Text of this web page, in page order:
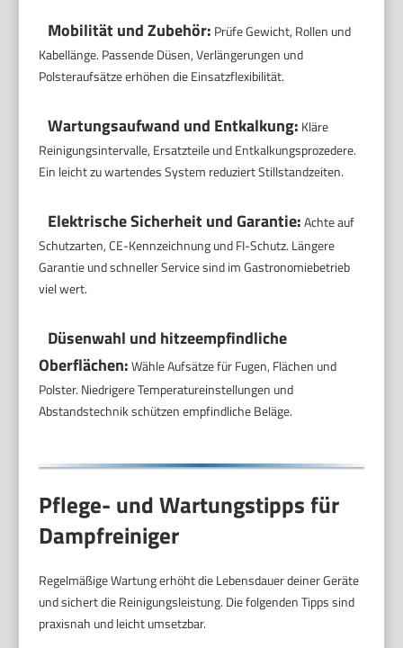
Mobilität und Zubehör: Prüfe Gewicht, Rollen und
Kabellänge. Passende Düsen, Verlängerungen und
Polsteraufsätze erhöhen die Einsatzflexibilität.
Wartungsaufwand und Entkalkung: Kläre
Reinigungsintervalle, Ersatzteile und Entkalkungsprozedere.
Ein leicht zu wartendes System reduziert Stillstandzeiten.
Elektrische Sicherheit und Garantie:Achte auf
Schutzarten, CE-Kennzeichnung und FI-Schutz. Längere
Garantie und schneller Service sind im Gastronomiebetrieb
viel wert.
Düsenwahl und hitzeempfindliche
Oberflächen:Wähle Aufsätze für Fugen, Flächen und
Polster. Niedrigere Temperatureinstellungen und
Abstandstechnik schützen empfindliche Beläge.
Pflege- und Wartungstipps für
Dampfreiniger
Regelmäßige Wartung erhöht die Lebensdauer deiner Geräte
und sichert die Reinigungsleistung. Die folgenden Tipps sind
praxisnah und leicht umsetzbar.